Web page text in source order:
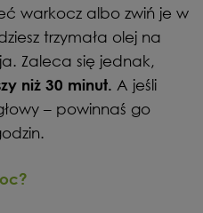
warkocz albo zwiń je w
trzymała olej na
Zaleca się jednak,
niż 30 minut. A jeśli
– powinnaś go